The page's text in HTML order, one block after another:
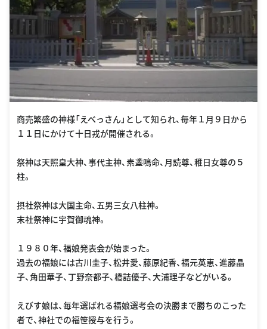
商売繁盛の神様「えべっさん」として知られ、毎年１月９日から
１１日にかけて十日戎が開催される。
祭神は天照皇大神、事代主神、素盞鳴命、月読尊、稚日女尊の５
柱。
摂社祭神は大国主命、五男三女八柱神。
末社祭神に宇賀御魂神。
１９８０年、福娘発表会が始まった。
過去の福娘には古川圭子、松井愛、藤原紀香、福元英恵、進藤晶
子、角田華子、丁野奈都子、橋詰優子、大浦理子などがいる。
えびす娘は、毎年選ばれる福娘選考会の決勝まで勝ちのこった
者で、神社での福笹授与を行う。